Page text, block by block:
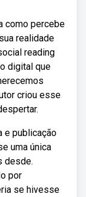
como percebe
realidade
reading
digital que
criou esse
e publicação
uma única
desde.
por
se hivesse